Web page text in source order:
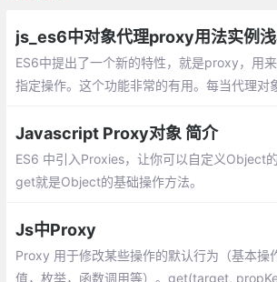
js_es6中对象代理proxy用法实例
ES6中提出了一个新的特性，就是proxy，用
指定操作。这个功能非常的有用。每当代理对
Javascript Proxy对象 简介
ES6 中引入Proxies，让你可以自定义Object的
get就是Object的基础操作方法。
Js中Proxy
Proxy 用于修改某些操作的默认行为（基本操
值，枚举，函数调用等）。get(target,